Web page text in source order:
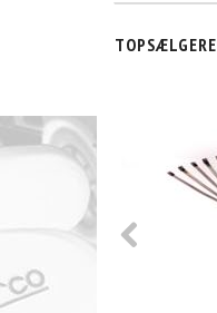
TOPSÆLGERE